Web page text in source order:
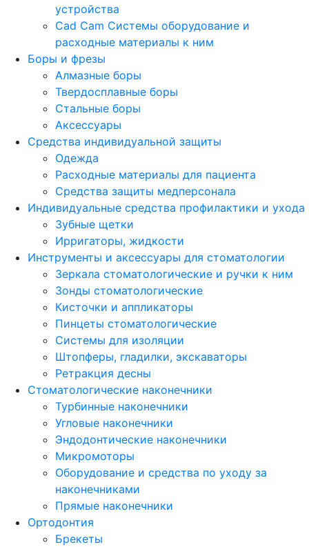
устройства
Cad Cam Системы оборудование и
расходные материалы к ним
Боры и фрезы
Алмазные боры
Твердосплавные боры
Стальные боры
Аксессуары
Средства индивидуальной защиты
Одежда
Расходные материалы для пациента
Средства защиты медперсонала
Индивидуальные средства профилактики и ухода
Зубные щетки
Ирригаторы, жидкости
Инструменты и аксессуары для стоматологии
Зеркала стоматологические и ручки к ним
Зонды стоматологические
Кисточки и аппликаторы
Пинцеты стоматологические
Системы для изоляции
Штопферы, гладилки, экскаваторы
Ретракция десны
Стоматологические наконечники
Турбинные наконечники
Угловые наконечники
Эндодонтические наконечники
Микромоторы
Оборудование и средства по уходу за
наконечниками
Прямые наконечники
Ортодонтия
Брекеты